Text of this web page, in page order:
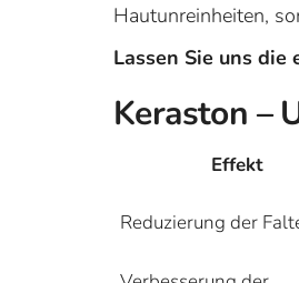
Hautunreinheiten,
Lassen Sie uns
Keraston –
Effekt
Reduzierung der